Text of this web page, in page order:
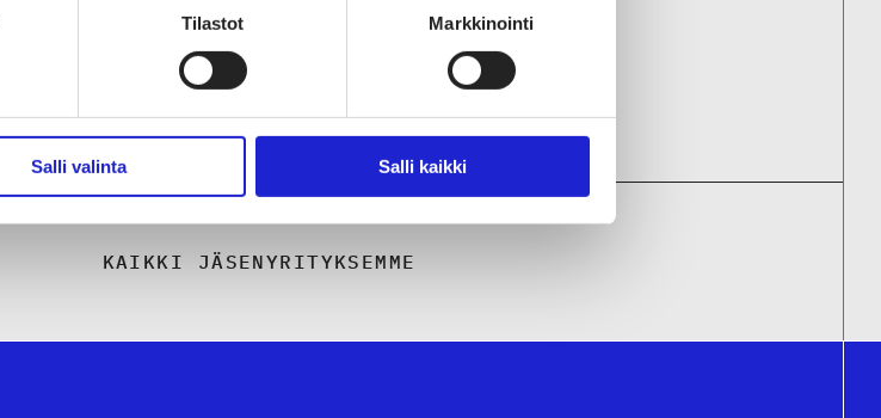
Tilastot Markkinointi
Salli valinta Salli kaikki
Lindex Group Oyj
KAIKKI JÄSENYRITYKSEMME